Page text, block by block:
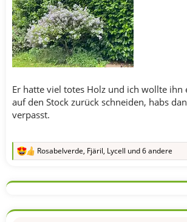
Er hatte viel totes Holz und ich wollte ihn
auf den Stock zurück schneiden, habs
verpasst.
R
k
o
Rosabelverde, Fjäril, Lycell und 6 andere